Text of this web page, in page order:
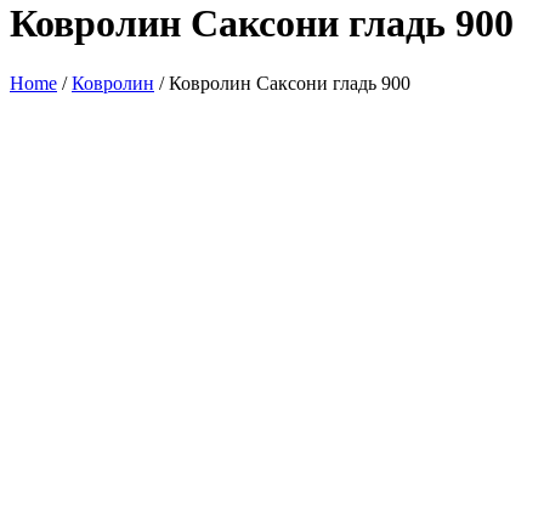
Ковролин Саксони гладь 900
Home /Ковролин / Ковролин Саксони гладь 900